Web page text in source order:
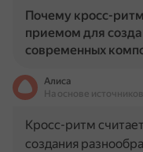
Почему кросс-
приемом для
современных
Алиса
На основе
Кросс-ритм
создания